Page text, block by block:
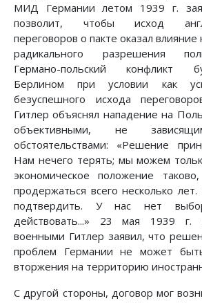
МИД Германии летом 1939 г.
позволит, чтобы исход англо-
переговоров о пакте оказал
радикального разрешения
Германо-польский конфликт
Берлином при условии как
безуспешного исхода
Гитлер объяснял нападение на
объективными, не
обстоятельствами: «Решение
Нам нечего терять; мы можем
экономическое положение
продержаться всего несколько
подтвердить. У нас нет
действовать...» 23 мая 1939
военными Гитлер заявил, что
проблем Германии не может
вторжения на территорию
С другой стороны, договор мог